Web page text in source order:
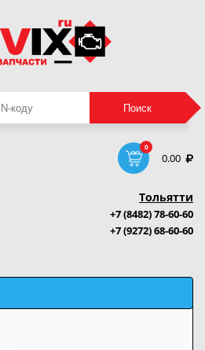
Поиск
0
0.00
Тольятти
+7 (8482) 78-60-60
+7 (9272) 68-60-60